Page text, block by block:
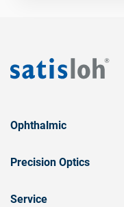
Ophthalmic
Precision Optics
Service